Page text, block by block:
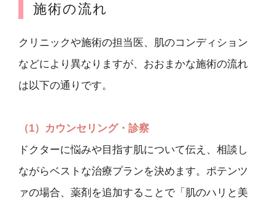
施術の流れ
クリニックや施術の担当医、肌のコンディション
などにより異なりますが、おおまかな施術の流れ
は以下の通りです。
（1）カウンセリング・診察
ドクターに悩みや目指す肌について伝え、相談し
ながらベストな治療プランを決めます。ポテンツ
ァの場合、薬剤を追加することで「肌のハリと美